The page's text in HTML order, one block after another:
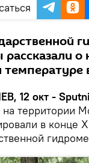
рассказали
температуре
12 окт -
на территории
в конце